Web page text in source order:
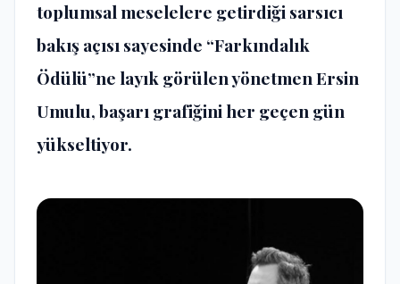
toplumsal meselelere getirdiği sarsıcı
bakış açısı sayesinde “Farkındalık
Ödülü”ne layık görülen yönetmen Ersin
Umulu, başarı grafiğini her geçen gün
yükseltiyor.